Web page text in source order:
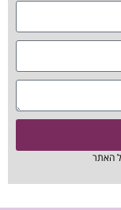
האתר